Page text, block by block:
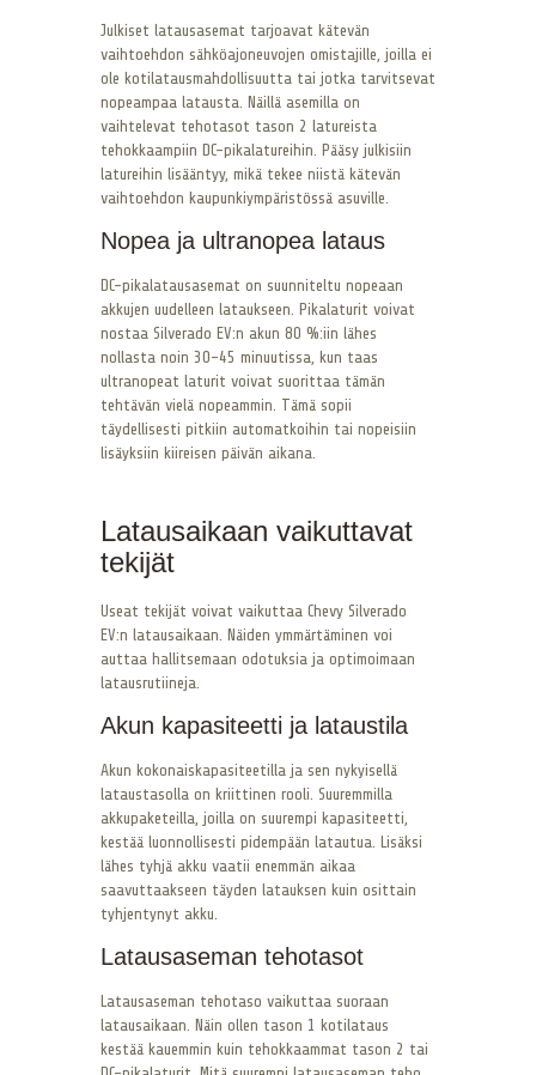
Julkiset latausasemat tarjoavat kätevän
vaihtoehdon sähköajoneuvojen omistajille, joilla ei
ole kotilatausmahdollisuutta tai jotka tarvitsevat
nopeampaa latausta. Näillä asemilla on
vaihtelevat tehotasot tason 2 latureista
tehokkaampiin DC-pikalatureihin. Pääsy julkisiin
latureihin lisääntyy, mikä tekee niistä kätevän
vaihtoehdon kaupunkiympäristössä asuville.
Nopea ja ultranopea lataus
DC-pikalatausasemat on suunniteltu nopeaan
akkujen uudelleen lataukseen. Pikalaturit voivat
nostaa Silverado EV:n akun 80 %:iin lähes
nollasta noin 30-45 minuutissa, kun taas
ultranopeat laturit voivat suorittaa tämän
tehtävän vielä nopeammin. Tämä sopii
täydellisesti pitkiin automatkoihin tai nopeisiin
lisäyksiin kiireisen päivän aikana.
Latausaikaan vaikuttavat
tekijät
Useat tekijät voivat vaikuttaa Chevy Silverado
EV:n latausaikaan. Näiden ymmärtäminen voi
auttaa hallitsemaan odotuksia ja optimoimaan
latausrutiineja.
Akun kapasiteetti ja lataustila
Akun kokonaiskapasiteetilla ja sen nykyisellä
lataustasolla on kriittinen rooli. Suuremmilla
akkupaketeilla, joilla on suurempi kapasiteetti,
kestää luonnollisesti pidempään latautua. Lisäksi
lähes tyhjä akku vaatii enemmän aikaa
saavuttaakseen täyden latauksen kuin osittain
tyhjentynyt akku.
Latausaseman tehotasot
Latausaseman tehotaso vaikuttaa suoraan
latausaikaan. Näin ollen tason 1 kotilataus
kestää kauemmin kuin tehokkaammat tason 2 tai